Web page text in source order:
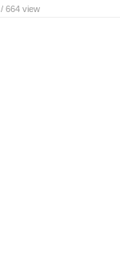
/ 664 view